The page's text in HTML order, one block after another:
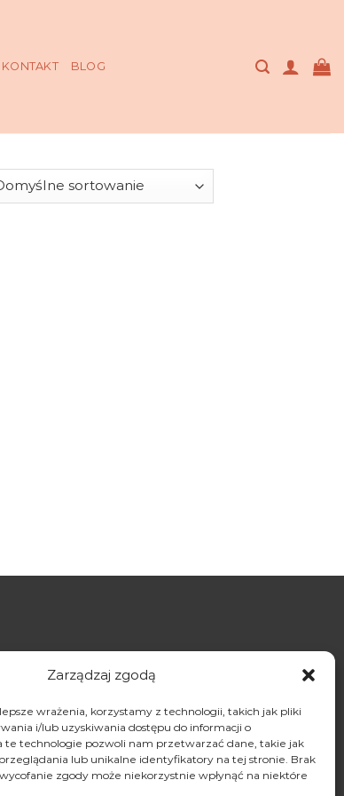
Zarządzaj zgodą
wrażenia, korzystamy z technologii, takich jak pliki
i/lub uzyskiwania dostępu do informacji o
te technologie pozwoli nam przetwarzać dane, takie jak
lub unikalne identyfikatory na tej stronie. Brak
zgody może niekorzystnie wpłynąć na niektóre
KONTAKT BLOG